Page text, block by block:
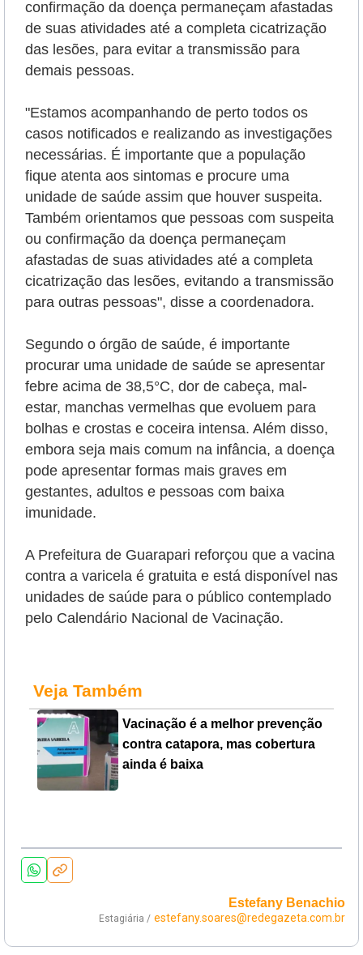
confirmação da doença permaneçam afastadas
de suas atividades até a completa cicatrização
das lesões, para evitar a transmissão para
demais pessoas.
"Estamos acompanhando de perto todos os
casos notificados e realizando as investigações
necessárias. É importante que a população
fique atenta aos sintomas e procure uma
unidade de saúde assim que houver suspeita.
Também orientamos que pessoas com suspeita
ou confirmação da doença permaneçam
afastadas de suas atividades até a completa
cicatrização das lesões, evitando a transmissão
para outras pessoas", disse a coordenadora.
Segundo o órgão de saúde, é importante
procurar uma unidade de saúde se apresentar
febre acima de 38,5°C, dor de cabeça, mal-
estar, manchas vermelhas que evoluem para
bolhas e crostas e coceira intensa. Além disso,
embora seja mais comum na infância, a doença
pode apresentar formas mais graves em
gestantes, adultos e pessoas com baixa
imunidade.
A Prefeitura de Guarapari reforçou que a vacina
contra a varicela é gratuita e está disponível nas
unidades de saúde para o público contemplado
pelo Calendário Nacional de Vacinação.
Veja Também
Vacinação é a melhor prevenção
contra catapora, mas cobertura
ainda é baixa
Estefany Benachio
Estagiária / estefany.soares@redegazeta.com.br